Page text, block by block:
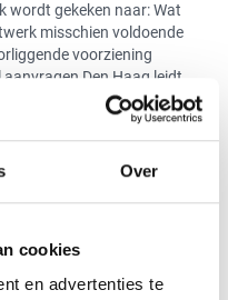
Over
cookies
en advertenties te
wordt gekeken naar: Wat
misschien voldoende
voorziening
Den Haag leidt
echt